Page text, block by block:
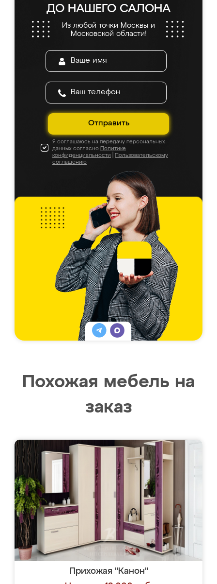
ДО НАШЕГО САЛОНА
Из любой точки Москвы и
Московской области!
Отправить
Я соглашаюсь на передачу персональных
данных согласно Политике
конфиденциальности
Пользовательскому
соглашению
Похожая мебель на
заказ
Прихожая "Канон"